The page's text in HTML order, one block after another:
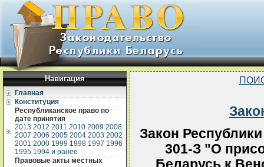
Навигация
Главная
Конституция
Республиканское право по
дате принятия
2013 2012 2011 2010 2009 2008
2007 2006 2005 2004 2003 2002
2001 2000 1999 1998 1997 1996
1995 1994 и ранее
Правовые акты местных
Закон
301-З "О